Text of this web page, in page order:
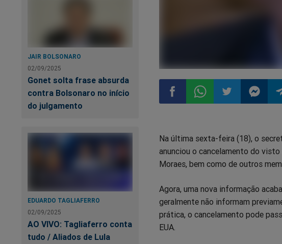
JAIR BOLSONARO
02/09/2025
Gonet solta frase absurda
contra Bolsonaro no início
do julgamento
EDUARDO TAGLIAFERRO
02/09/2025
AO VIVO: Tagliaferro conta
tudo / Aliados de Lula
no
Facebook
no
Whatsapp
no
Twitter
no
Na última sexta-feira (18), o
anunciou o cancelamento do
Moraes, bem como de outros
Agora, uma nova informação
geralmente não informam
prática, o cancelamento pode
EUA.